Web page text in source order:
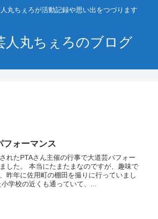
丸ちぇろが活動記録や思い出をつづります
人丸ちぇろのブログ
フォーマンス
れたPTAさん主催の行事で大道芸パフォー
した。 本当にたまたまなのですが、趣味で
昨年に佐用町の棚田を撮りに行っていまし
学校の近くも通っていて、...